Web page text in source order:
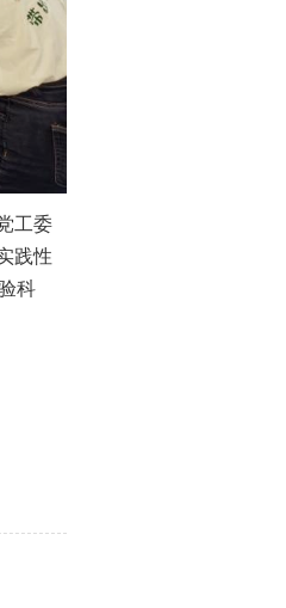
工委
践性
科